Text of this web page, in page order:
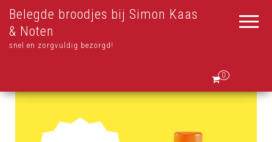
Belegde broodjes bij Simon Kaas
& Noten
snel en zorgvuldig bezorgd!
0